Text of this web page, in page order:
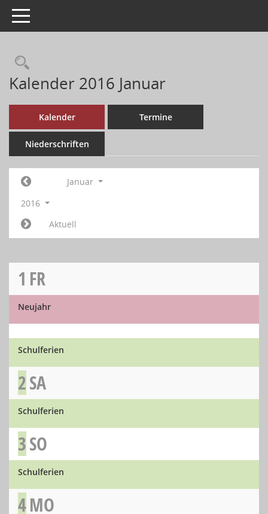
Toggle navigation
Kalender 2016 Januar
Kalender Termine
Niederschriften
Januar
2016
Aktuell
1 FR
Neujahr
Schulferien
2SA
Schulferien
3SO
Schulferien
4MO